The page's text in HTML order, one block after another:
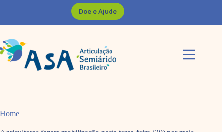
Doe e Ajude
Home